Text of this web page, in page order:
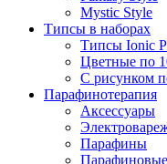
Mystic Style
Типсы в наборах
Типсы Ionic
Цветные по
С рисунком
Парафинотерапия
Аксессуары
Парафины